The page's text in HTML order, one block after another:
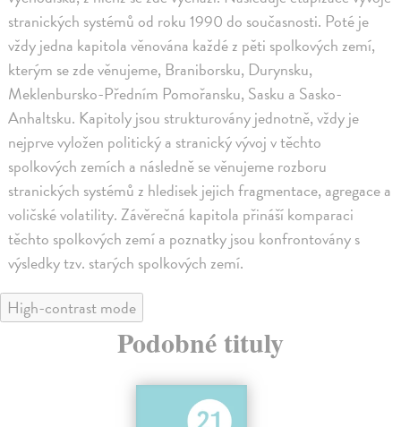
stranických systémů od roku 1990 do současnosti. Poté je
vždy jedna kapitola věnována každé z pěti spolkových zemí,
kterým se zde věnujeme, Braniborsku, Durynsku,
Meklenbursko-Předním Pomořansku, Sasku a Sasko-
Anhaltsku. Kapitoly jsou strukturovány jednotně, vždy je
nejprve vyložen politický a stranický vývoj v těchto
spolkových zemích a následně se věnujeme rozboru
stranických systémů z hledisek jejich fragmentace, agregace a
voličské volatility. Závěrečná kapitola přináší komparaci
těchto spolkových zemí a poznatky jsou konfrontovány s
výsledky tzv. starých spolkových zemí.
High-contrast mode
Podobné tituly